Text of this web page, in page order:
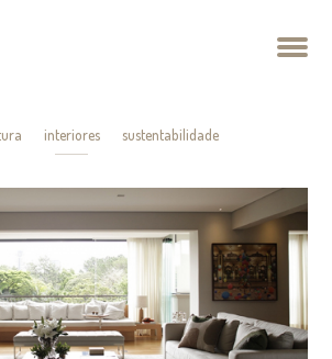
interiores sustentabilidade